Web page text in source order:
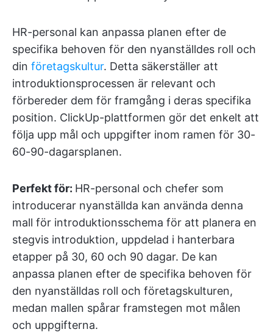
HR-personal kan anpassa planen efter de
specifika behoven för den nyanställdes roll och
din företagskultur. Detta säkerställer att
introduktionsprocessen är relevant och
förbereder dem för framgång i deras specifika
position. ClickUp-plattformen gör det enkelt att
följa upp mål och uppgifter inom ramen för 30-
60-90-dagarsplanen.
Perfekt för: HR-personal och chefer som
introducerar nyanställda kan använda denna
mall för introduktionsschema för att planera en
stegvis introduktion, uppdelad i hanterbara
etapper på 30, 60 och 90 dagar. De kan
anpassa planen efter de specifika behoven för
den nyanställdas roll och företagskulturen,
medan mallen spårar framstegen mot målen
och uppgifterna.